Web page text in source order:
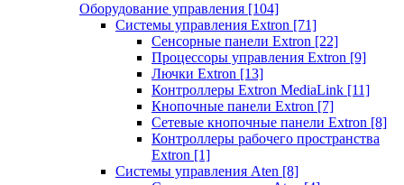
Оборудование управления [104]
Системы управления Extron [71]
Сенсорные панели Extron [22]
Процессоры управления Extron [9]
Лючки Extron [13]
Контроллеры Extron MediaLink [11]
Кнопочные панели Extron [7]
Сетевые кнопочные панели Extron [8]
Контроллеры рабочего пространства
Extron [1]
Системы управления Aten [8]